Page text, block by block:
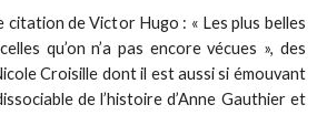
citation de Victor Hugo : « Les plus belles
qu’on n’a pas encore vécues », des
Croisille dont il est aussi si émouvant
de l’histoire d’Anne Gauthier et